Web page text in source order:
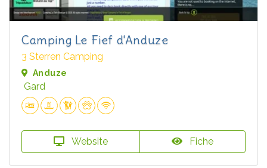
Camping Le Fief d'Anduze
3 Sterren Camping
Anduze
Gard
Website Fiche